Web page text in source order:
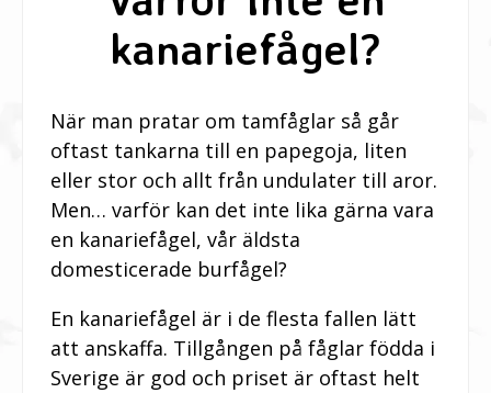
kanariefågel?
När man pratar om tamfåglar så går
oftast tankarna till en papegoja, liten
eller stor och allt från undulater till aror.
Men… varför kan det inte lika gärna vara
en kanariefågel, vår äldsta
domesticerade burfågel?
En kanariefågel är i de flesta fallen lätt
att anskaffa. Tillgången på fåglar födda i
Sverige är god och priset är oftast helt